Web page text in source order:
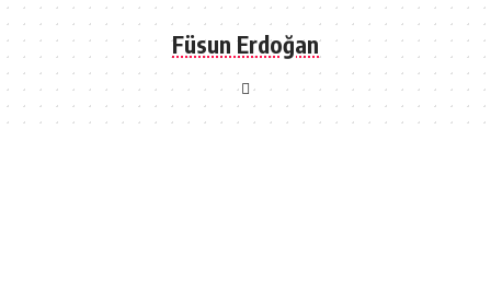
Füsun Erdoğan